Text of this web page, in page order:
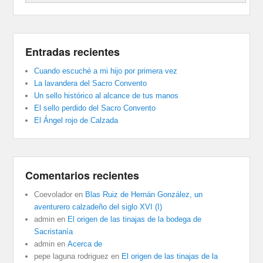
Entradas recientes
Cuando escuché a mi hijo por primera vez
La lavandera del Sacro Convento
Un sello histórico al alcance de tus manos
El sello perdido del Sacro Convento
El Ángel rojo de Calzada
Comentarios recientes
Coevolador en Blas Ruiz de Hernán González, un
aventurero calzadeño del siglo XVI (I)
admin en El origen de las tinajas de la bodega de
Sacristanía
admin enAcerca de
pepe laguna rodriguez en El origen de las tinajas de la